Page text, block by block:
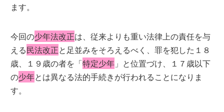
ます。
今回の少年法改正は、従来よりも重い法律上の責任を与
える民法改正と足並みをそろえるべく、罪を犯した１８
歳、１９歳の者を「特定少年 」と位置づけ、１７歳以下
の少年とは異なる法的手続きが行われることになりま
す。